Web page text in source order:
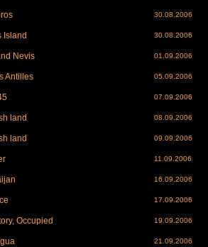
30.08.2006
Island 30.08.2006
Nevis 01.09.2006
Antilles 05.09.2006
07.09.2006
land 08.09.2006
land 09.09.2006
11.09.2006
16.09.2006
17.09.2006
Occupied 19.09.2006
21.09.2006